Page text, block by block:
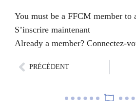
You must be a FFCM member to
S’inscrire maintenant
Already a member? Connectez-
PRÉCÉDENT